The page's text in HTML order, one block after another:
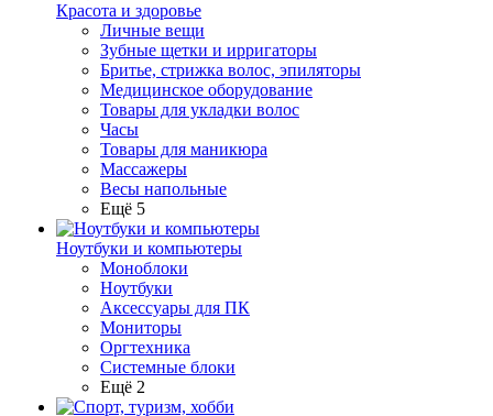
Красота и здоровье
Личные вещи
Зубные щетки и ирригаторы
Бритье, стрижка волос, эпиляторы
Медицинское оборудование
Товары для укладки волос
Часы
Товары для маникюра
Массажеры
Весы напольные
Ещё 5
Ноутбуки и компьютеры
Моноблоки
Ноутбуки
Аксессуары для ПК
Мониторы
Оргтехника
Системные блоки
Ещё 2